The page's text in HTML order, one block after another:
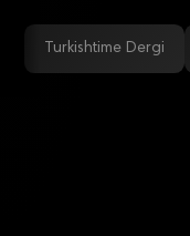
Turkishtime Dergi